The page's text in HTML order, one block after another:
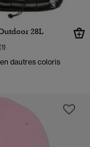
28L
(1)
dautres coloris